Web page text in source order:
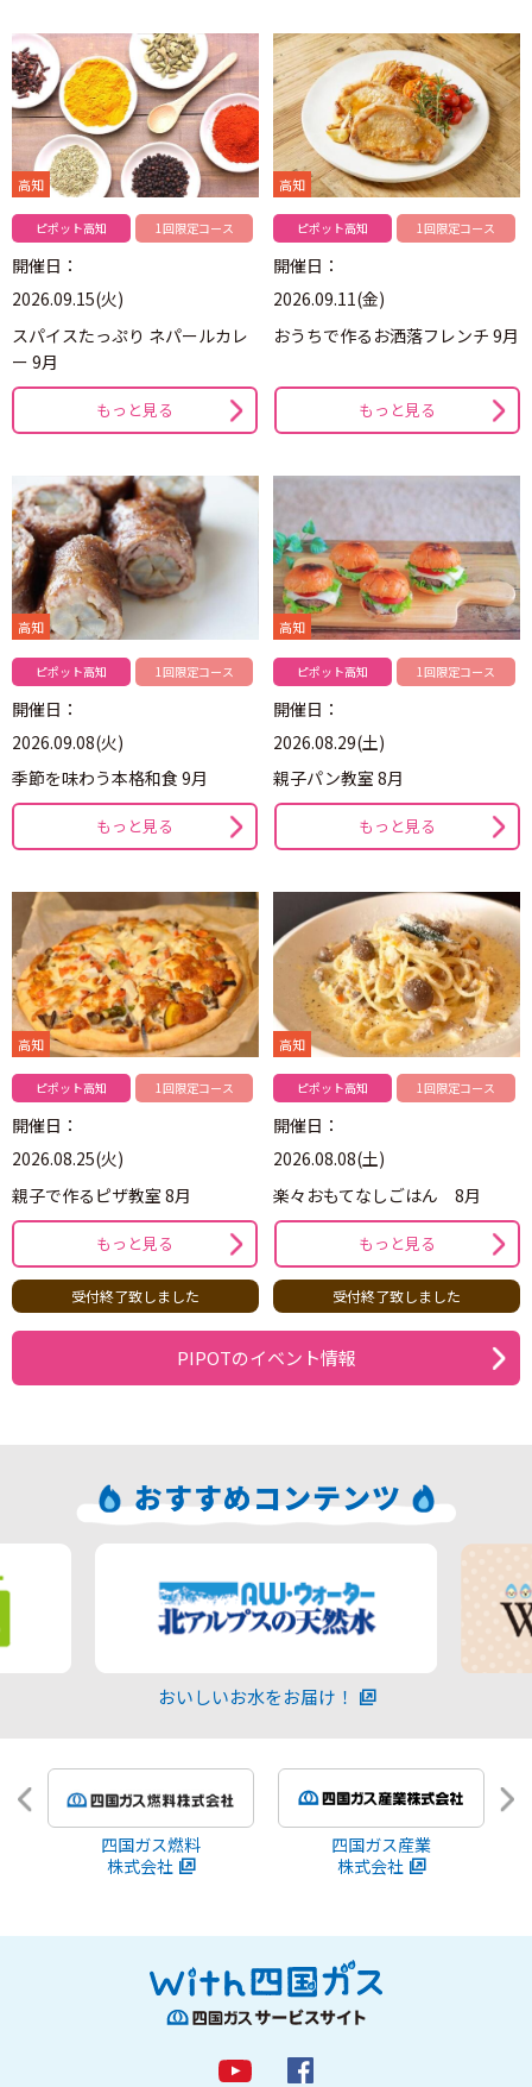
高知
ピポット高知 1回限定コース
開催日：
2026.09.15(火)
スパイスたっぷり ネパールカレ
ー 9月
もっと見る
高知
ピポット高知 1回限定コース
開催日：
2026.09.11(金)
おうちで作るお洒落フレンチ 9月
もっと見る
高知
ピポット高知 1回限定コース
開催日：
2026.09.08(火)
季節を味わう本格和食 9月
もっと見る
高知
ピポット高知 1回限定コース
開催日：
2026.08.29(土)
親子パン教室 8月
もっと見る
高知
ピポット高知 1回限定コース
開催日：
2026.08.25(火)
親子で作るピザ教室 8月
もっと見る
受付終了致しました
高知
ピポット高知 1回限定コース
開催日：
2026.08.08(土)
楽々おもてなしごはん 8月
もっと見る
受付終了致しました
PIPOTのイベント情報
おすすめコンテンツ
おいしいお水をお届け！
四国ガス燃料
株式会社
四国ガス産業
株式会社